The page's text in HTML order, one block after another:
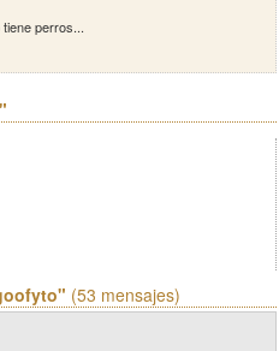
perros...
(53 mensajes)